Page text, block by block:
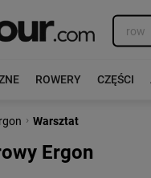
ROWERY CZĘŚCI
› Warsztat
Ergon